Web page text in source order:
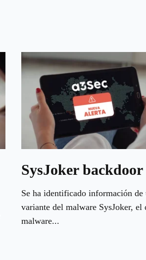
SysJoker backdoor
Se ha identificado información de
variante del malware SysJoker, el
malware...